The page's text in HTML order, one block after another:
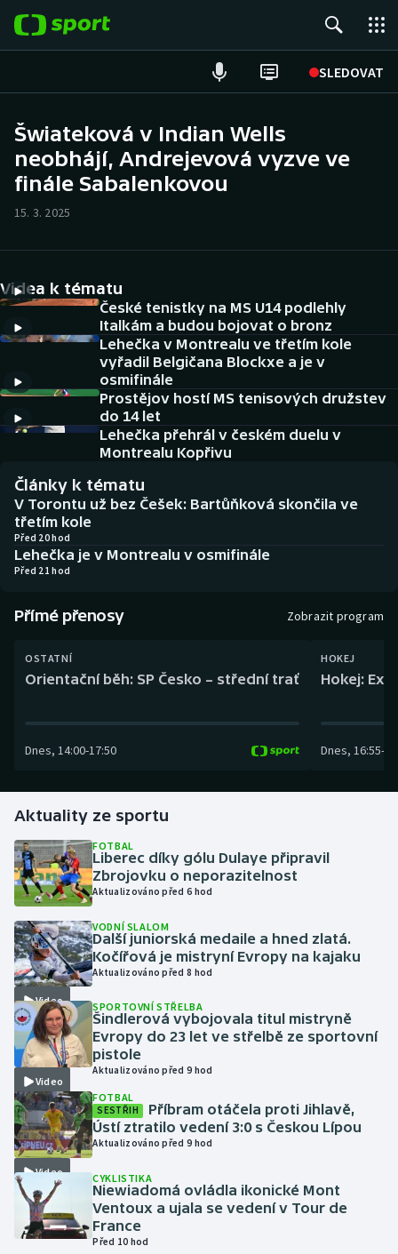
SLEDOVAT
Hokej
Cyklistika
DALŠÍ SPORTY
Americký fotbal
Baseball a softbal
Biatlon
Boby a skeleton
Curling
Dostihy
Futsal
Golf
Gymnastika
Házená
Jezdectví
Judo
Krasobruslení
Lezení
Lyže a snowboard
Moderní pětiboj
Motorsport
Olympijské hry
NEPŘEHLÉDNĚTE
Historické návraty
Aplikace ČT sport
AZ kvíz
Šwiateková v Indian Wells
neobhájí, Andrejevová vyzve ve
finále Sabalenkovou
15. 3. 2025
Videa k tématu
České tenistky na MS U14 podlehly
Italkám a budou bojovat o bronz
Lehečka v Montrealu ve třetím kole
vyřadil Belgičana Blockxe a je v
osmifinále
Prostějov hostí MS tenisových družstev
do 14 let
Lehečka přehrál v českém duelu v
Montrealu Kopřivu
Články k tématu
V Torontu už bez Češek: Bartůňková skončila ve
třetím kole
Před 20 hod
Lehečka je v Montrealu v osmifinále
Před 21 hod
Přímé přenosy Zobrazit program
OSTATNÍ
Orientační běh: SP Česko – střední trať
Dnes, 14:00-17:50
HOKEJ
Hokej:
Dnes, 16:55-
Aktuality ze sportu
FOTBAL
Liberec díky gólu Dulaye připravil
Zbrojovku o neporazitelnost
Aktualizováno před 6 hod
Video
VODNÍ SLALOM
Další juniorská medaile a hned zlatá.
Kočířová je mistryní Evropy na kajaku
Aktualizováno před 8 hod
Video
SPORTOVNÍ STŘELBA
Šindlerová vybojovala titul mistryně
Evropy do 23 let ve střelbě ze sportovní
pistole
Aktualizováno před 9 hod
Video
FOTBAL
SESTŘIH
Příbram otáčela proti Jihlavě,
Ústí ztratilo vedení 3:0 s Českou Lípou
Aktualizováno před 9 hod
CYKLISTIKA
Niewiadomá ovládla ikonické Mont
Ventoux a ujala se vedení v Tour de
France
Před 10 hod